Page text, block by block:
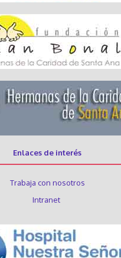
Enlaces de interés
Trabaja con nosotros
Intranet